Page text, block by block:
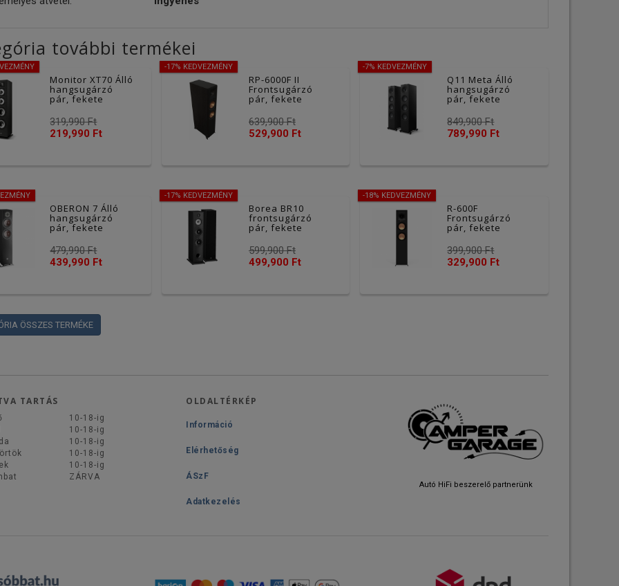
további termékei
Monitor XT70 Álló
hangsugárzó
pár, fekete
319,990 Ft
219,990 Ft
-17% KEDVEZMÉNY
RP-6000F II
Frontsugárzó
pár, fekete
639,900 Ft
529,900 Ft
-7% KEDVEZMÉNY
Q11 Meta Álló
hangsugárzó
pár, fekete
849,900 Ft
789,990 Ft
OBERON 7 Álló
hangsugárzó
pár, fekete
479,990 Ft
439,990 Ft
-17% KEDVEZMÉNY
Borea BR10
frontsugárzó
pár, fekete
599,900 Ft
499,900 Ft
-18% KEDVEZMÉNY
R-600F
Frontsugárzó
pár, fekete
399,900 Ft
329,900 Ft
ÖSSZES TERMÉKE
TARTÁS
10-18-ig
10-18-ig
10-18-ig
10-18-ig
10-18-ig
ZÁRVA
OLDALTÉRKÉP
Információ
Elérhetőség
ÁSzF
Adatkezelés
Autó HiFi beszerelő partnerünk